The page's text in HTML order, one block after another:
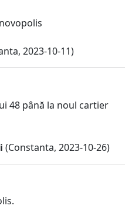
2023-10-11)
48 până la noul cartier
(Constanta, 2023-10-26)